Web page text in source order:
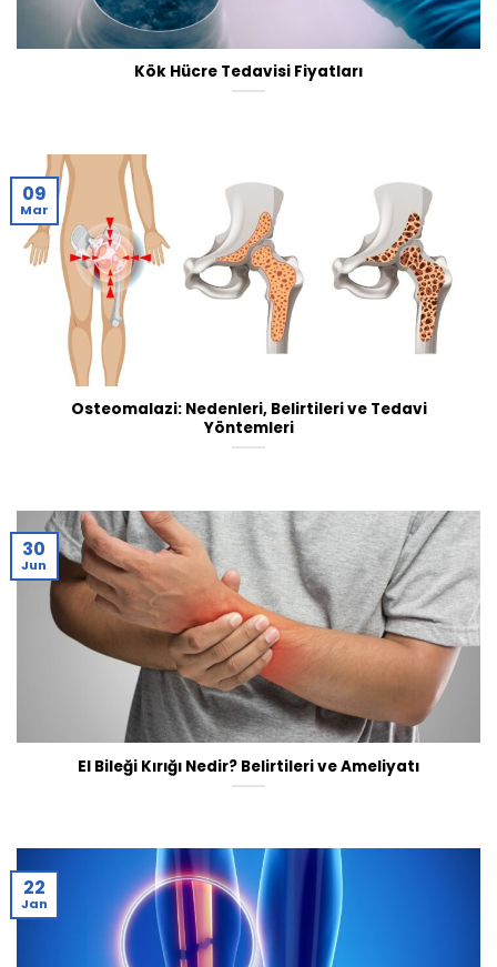
Kök Hücre Tedavisi Fiyatları
Osteomalazi: Nedenleri, Belirtileri ve Tedavi
Yöntemleri
09
Mar
El Bileği Kırığı Nedir? Belirtileri ve Ameliyatı
30
Jun
22
Jan